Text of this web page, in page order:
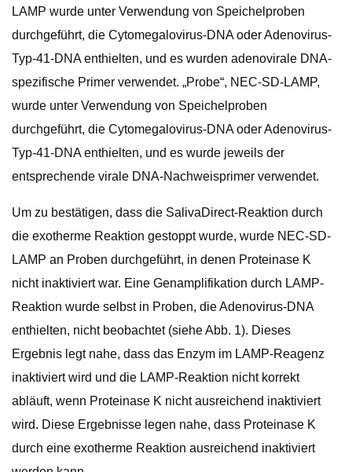
LAMP wurde unter Verwendung von Speichelproben
durchgeführt, die Cytomegalovirus-DNA oder Adenovirus-
Typ-41-DNA enthielten, und es wurden adenovirale DNA-
spezifische Primer verwendet. „Probe“, NEC-SD-LAMP,
wurde unter Verwendung von Speichelproben
durchgeführt, die Cytomegalovirus-DNA oder Adenovirus-
Typ-41-DNA enthielten, und es wurde jeweils der
entsprechende virale DNA-Nachweisprimer verwendet.
Um zu bestätigen, dass die SalivaDirect-Reaktion durch
die exotherme Reaktion gestoppt wurde, wurde NEC-SD-
LAMP an Proben durchgeführt, in denen Proteinase K
nicht inaktiviert war. Eine Genamplifikation durch LAMP-
Reaktion wurde selbst in Proben, die Adenovirus-DNA
enthielten, nicht beobachtet (siehe Abb. 1). Dieses
Ergebnis legt nahe, dass das Enzym im LAMP-Reagenz
inaktiviert wird und die LAMP-Reaktion nicht korrekt
abläuft, wenn Proteinase K nicht ausreichend inaktiviert
wird. Diese Ergebnisse legen nahe, dass Proteinase K
durch eine exotherme Reaktion ausreichend inaktiviert